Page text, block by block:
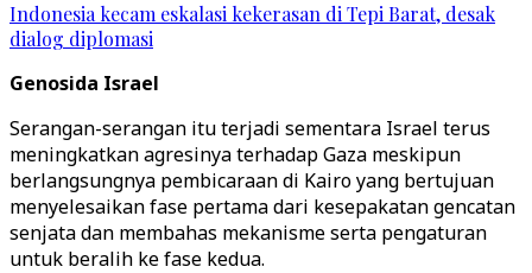
Indonesia kecam eskalasi kekerasan di Tepi Barat, desak
dialog diplomasi
Genosida Israel
Serangan-serangan itu terjadi sementara Israel terus
meningkatkan agresinya terhadap Gaza meskipun
berlangsungnya pembicaraan di Kairo yang bertujuan
menyelesaikan fase pertama dari kesepakatan gencatan
senjata dan membahas mekanisme serta pengaturan
untuk beralih ke fase kedua.